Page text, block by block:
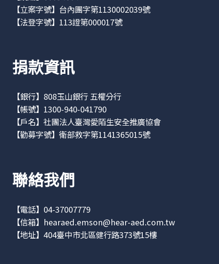
【立案字號】台內團字第1130002039號
【法登字號】113證第000017號
捐款資訊
【銀行】808玉山銀行 五權分行
【帳號】1300-940-041790
【戶名】社團法人臺灣愛陌生安全推廣協會
【勸募字號】衛部救字第1141365015號
聯絡我們
【電話】04-37007779
【信箱】 hearaed.emson@hear-aed.com.tw
【地址】 404臺中市北區健行路373號15樓